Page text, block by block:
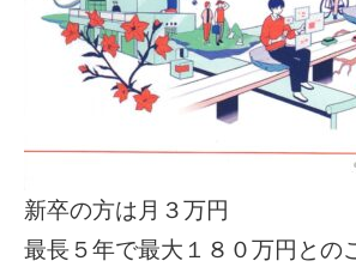
新卒の方は月３万円
最長５年で最大１８０万円との